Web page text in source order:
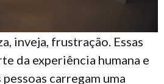
inveja, frustração. Essas
da experiência humana e
carregam uma